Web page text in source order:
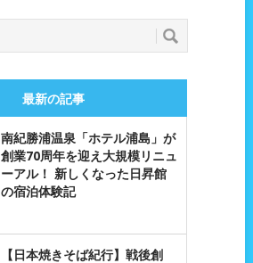
最新の記事
南紀勝浦温泉「ホテル浦島」が
創業70周年を迎え大規模リニュ
ーアル！ 新しくなった日昇館
の宿泊体験記
【日本焼きそば紀行】戦後創